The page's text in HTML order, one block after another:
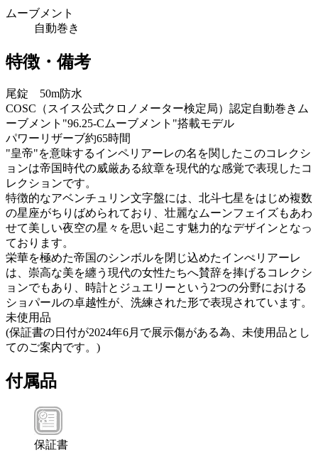
ムーブメント
自動巻き
特徴・備考
尾錠 50m防水
COSC（スイス公式クロノメーター検定局）認定自動巻きム
ーブメント"96.25-Cムーブメント"搭載モデル
パワーリザーブ約65時間
"皇帝"を意味するインペリアーレの名を関したこのコレクシ
ョンは帝国時代の威厳ある紋章を現代的な感覚で表現したコ
レクションです。
特徴的なアベンチュリン文字盤には、北斗七星をはじめ複数
の星座がちりばめられており、壮麗なムーンフェイズもあわ
せて美しい夜空の星々を思い起こす魅力的なデザインとなっ
ております。
栄華を極めた帝国のシンボルを閉じ込めたインぺリアーレ
は、崇高な美を纏う現代の女性たちへ賛辞を捧げるコレクシ
ョンでもあり、時計とジュエリーという2つの分野における
ショパールの卓越性が、洗練された形で表現されています。
未使用品
(保証書の日付が2024年6月で展示傷がある為、未使用品とし
てのご案内です。)
付属品
保証書